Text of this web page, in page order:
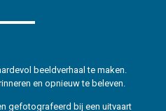
gefotografeerd bij een uitvaart
Uitvaartonderneemster.
uitvaartfotografie, omdat ik uit
het voor het rouwproces is